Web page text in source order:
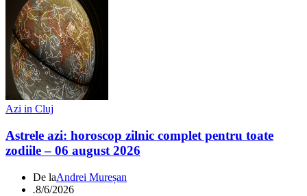
Azi in Cluj
Astrele azi: horoscop zilnic complet pentru toate
zodiile – 06 august 2026
De laAndrei Mureșan
.8/6/2026